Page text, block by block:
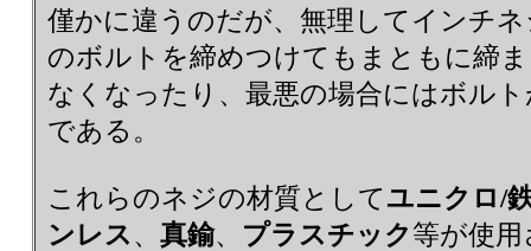
僅かに違うのだが、無理してインチ
のボルトを締めつけてもまともに締
なくなったり、最悪の場合にはボル
である。
これらのネジの材質として ユニクロ/
ンレス 、 真鍮、 プラスチック 等が使